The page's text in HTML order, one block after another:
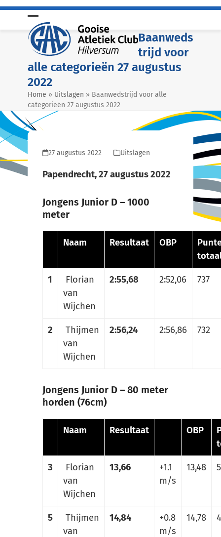
Skip
contentOpen
mobile
menu
Close
mobile
menu
Baanweds
trijd voor
alle categorieën 27 augustus
2022
Home » Uitslagen » Baanwedstrijd voor alle
categorieën 27 augustus 2022
27 augustus 2022 Uitslagen
Papendrecht, 27 augustus 2022
Jongens Junior D – 1000
meter
Naam Resultaat OBP
1
Florian
van
Wijchen
2:55,68 2:52,06 737
2
Thijmen
van
Wijchen
2:56,24 2:56,86 732
Jongens Junior D – 80 meter
horden (76cm)
Naam Resultaat OBP
3
Florian
van
Wijchen
13,66
+1.1
m/s
13,48
5
Thijmen
van
14,84
+0.8
m/s
14,78